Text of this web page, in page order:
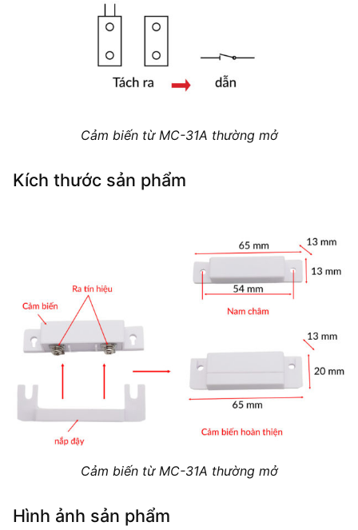
Cảm biến từ MC-31A thường mở
Kích thước sản phẩm
Cảm biến từ MC-31A thường mở
Hình ảnh sản phẩm